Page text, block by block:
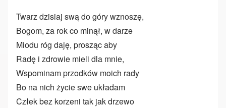
Twarz dzisiaj swą do góry wznoszę,
Bogom, za rok co minął, w darze
Miodu róg daję, prosząc aby
Radę i zdrowie mieli dla mnie,
Wspominam przodków moich rady
Bo na nich życie swe układam
Człek bez korzeni tak jak drzewo